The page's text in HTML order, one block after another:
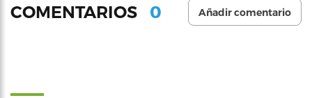
COMENTARIOS 0 Añadir comentario